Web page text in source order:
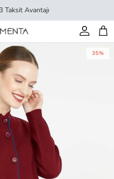
Taksit Avantajı
Hesap
35%